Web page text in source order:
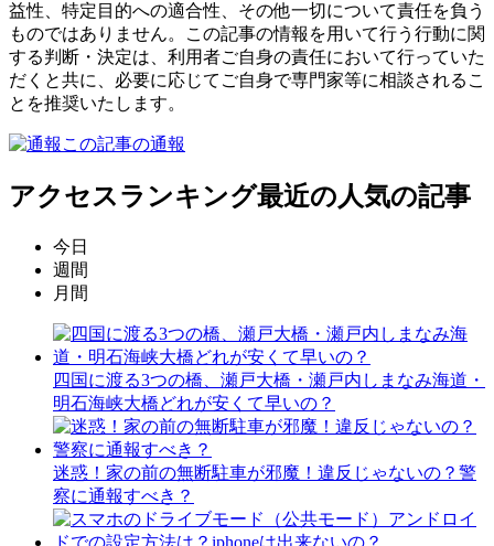
益性、特定目的への適合性、その他一切について責任を負う
ものではありません。この記事の情報を用いて行う行動に関
する判断・決定は、利用者ご自身の責任において行っていた
だくと共に、必要に応じてご自身で専門家等に相談されるこ
とを推奨いたします。
この記事の通報
アクセスランキング最近の人気の記事
今日
週間
月間
四国に渡る3つの橋、瀬戸大橋・瀬戸内しまなみ海道・
明石海峡大橋どれが安くて早いの？
迷惑！家の前の無断駐車が邪魔！違反じゃないの？警
察に通報すべき？